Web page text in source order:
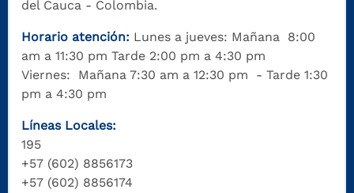
del Cauca - Colombia.
Horario atención: Lunes a jueves: Mañana 8:00
am a 11:30 pm Tarde 2:00 pm a 4:30 pm
Viernes: Mañana 7:30 am a 12:30 pm - Tarde 1:30
pm a 4:30 pm
Líneas Locales:
195
+57 (602) 8856173
+57 (602) 8856174